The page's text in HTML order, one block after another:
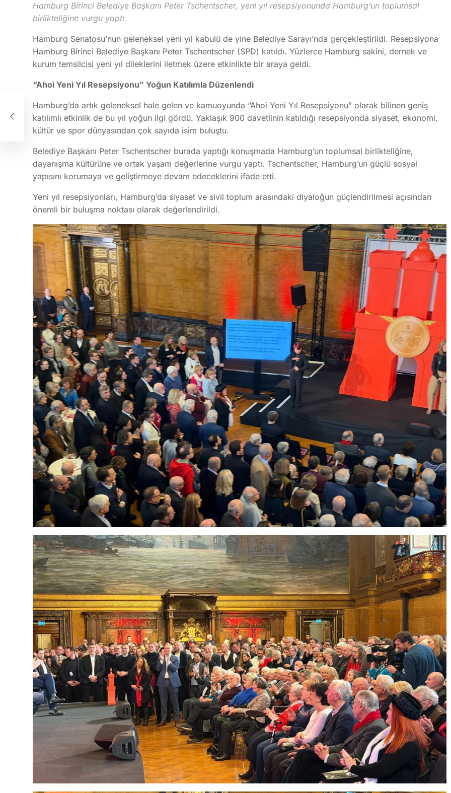
Hamburg Birinci Belediye Başkanı Peter Tschentscher, yeni yıl resepsiyonunda Hamburg’un toplumsal
birlikteliğine vurgu yaptı.
Hamburg Senatosu’nun geleneksel yeni yıl kabulü de yine Belediye Sarayı’nda gerçekleştirildi. Resepsiyona
Hamburg Birinci Belediye Başkanı Peter Tschentscher (SPD) katıldı. Yüzlerce Hamburg sakini, dernek ve
kurum temsilcisi yeni yıl dileklerini iletmek üzere etkinlikte bir araya geldi.
“Ahoi Yeni Yıl Resepsiyonu” Yoğun Katılımla Düzenlendi
Hamburg’da artık geleneksel hale gelen ve kamuoyunda “Ahoi Yeni Yıl Resepsiyonu” olarak bilinen geniş
katılımlı etkinlik de bu yıl yoğun ilgi gördü. Yaklaşık 900 davetlinin katıldığı resepsiyonda siyaset, ekonomi,
kültür ve spor dünyasından çok sayıda isim buluştu.
Belediye Başkanı Peter Tschentscher burada yaptığı konuşmada Hamburg’un toplumsal birlikteliğine,
dayanışma kültürüne ve ortak yaşam değerlerine vurgu yaptı. Tschentscher, Hamburg’un güçlü sosyal
yapısını korumaya ve geliştirmeye devam edeceklerini ifade etti.
Yeni yıl resepsiyonları, Hamburg’da siyaset ve sivil toplum arasındaki diyaloğun güçlendirilmesi açısından
önemli bir buluşma noktası olarak değerlendirildi.